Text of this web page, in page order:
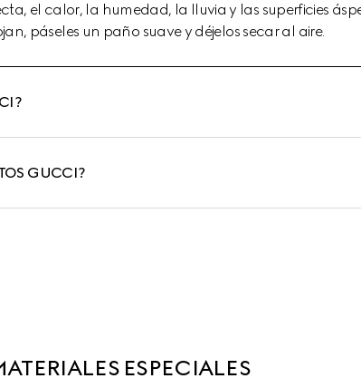
el calor, la humedad, la lluvia y las superficies
páseles un paño suave y déjelos secar al aire.
GUCCI?
ESPECIALES